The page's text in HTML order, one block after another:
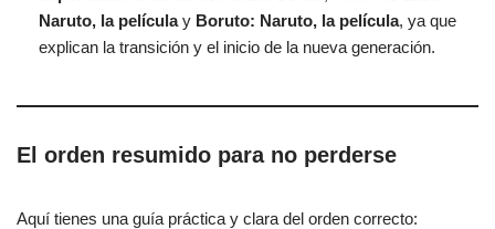
Naruto, la películay Boruto: Naruto, la película, ya que
explican la transición y el inicio de la nueva generación.
El orden resumido para no perderse
Aquí tienes una guía práctica y clara del orden correcto: